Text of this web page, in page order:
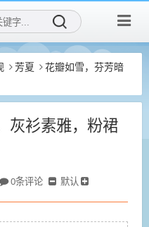
芳夏
花瓣如雪，芬芳暗
灰衫素雅，粉裙
0条评论 默认